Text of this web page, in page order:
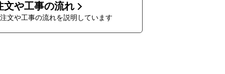
文や工事の流れ
文や工事の流れを説明しています